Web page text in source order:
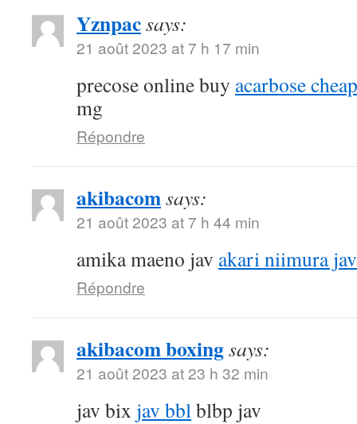
Yznpacsays:
21 août 2023 at 7 h 17 min
precose online buy acarbose cheap
mg
Répondre
akibacomsays:
21 août 2023 at 7 h 44 min
amika maeno jav akari niimura jav
Répondre
akibacom boxingsays:
21 août 2023 at 23 h 32 min
jav bix jav bblblbp jav